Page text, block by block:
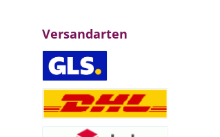
Versandarten